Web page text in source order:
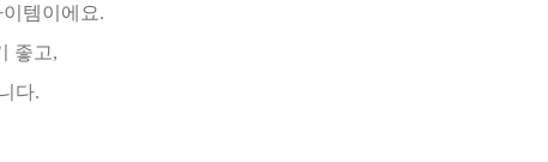
템이에요.
좋고,
다.